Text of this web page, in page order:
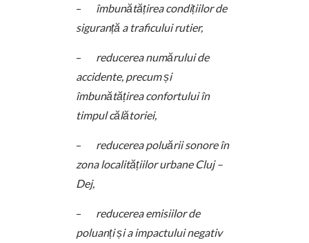
– îmbunătățirea condițiilor de
siguranță a traficului rutier,
– reducerea numărului de
accidente, precum și
îmbunătățirea confortului în
timpul călătoriei,
– reducerea poluării sonore în
zona localitățiilor urbane Cluj –
Dej,
– reducerea emisiilor de
poluanți și a impactului negativ